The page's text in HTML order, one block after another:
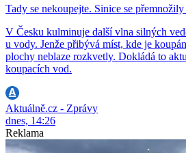
Tady se nekoupejte. Sinice se
V Česku kulminuje další vlna silných
u vody. Jenže přibývá míst, kde je
plochy neblaze rozkvetly. Dokládá to
koupacích vod.
Aktuálně.cz - Zprávy
dnes, 14:26
Reklama